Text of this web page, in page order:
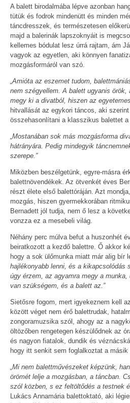
A balett birodalmába lépve azonban
tütük és fodrok mindenütt és minden
táncdresszek, és természetesen
majd a balerinák lapszoknyáit is
kellemes bódulat lesz úrrá rajtam, ám
vagyok az egyetlen, aki könnyen
mozgásformáról van szó.
„Amióta az eszemet tudom,
nem szégyellem. A balett ugyanis
megy ki a divatból, hiszen az
hitvallását az egykori táncos, aki
összehasonlítani a klasszikus balettet
„Mostanában sok más mozgásforma
hátrányára. Pedig mindegyik
szerepe.”
Miközben beszélgetünk, egyre-másra
balettnövendékek. Az ötvenkét éves
részt élete első balettóráján. Azt
mozgás, hiszen gyermekkorában
Bernadett jól tudja, nem ő lesz a
vonzza ez a mesebeli világ.
Néhány perc múlva befut a huszonhét
beiratkozott a kezdő balettre. Ő akkor
hogy a sok ülőmunka miatt már alig bír
hajlékonyabb lenni, és a kikapcsolódás
úgy érzem, az agyamra megy a munka,
van szükségem, és a balett az.”
Sietősre fogom, mert igyekeznem kell
között véget nem érő balettrudak,
zongoramuzsika szól, ahogy az a
öltözőben rengetegen készülődnek az
és nagyon fiatalok, dundik és
hogy itt senkit sem foglalkoztat a másik
„Mi nem balettművészeket képzünk,
örömét lelje a mozgásban, a táncban.
szól közben, s ez feltöltődés a testnek
Lukács Annamária balettoktató, aki